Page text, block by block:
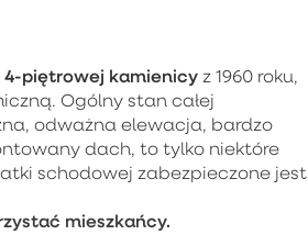
4-piętrowej kamienicy z 1960 roku,
Ogólny stan całej
odważna elewacja, bardzo
dach, to tylko niektóre
schodowej zabezpieczone jest
mieszkańcy.